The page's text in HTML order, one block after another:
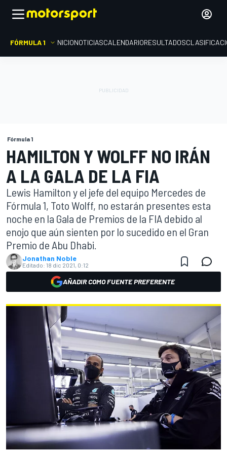
FÓRMULA 1 INICIONOTICIASCALENDARIORESULTADOS
Fórmula 1
HAMILTON Y WOLFF NO IRÁN
A LA GALA DE LA FIA
Lewis Hamilton y el jefe del equipo Mercedes de
Fórmula 1, Toto Wolff, no estarán presentes esta
noche en la Gala de Premios de la FIA debido al
enojo que aún sienten por lo sucedido en el Gran
Premio de Abu Dhabi.
Jonathan Noble
Editado: 18 dic 2021, 0:12
AÑADIR COMO FUENTE PREFERENTE